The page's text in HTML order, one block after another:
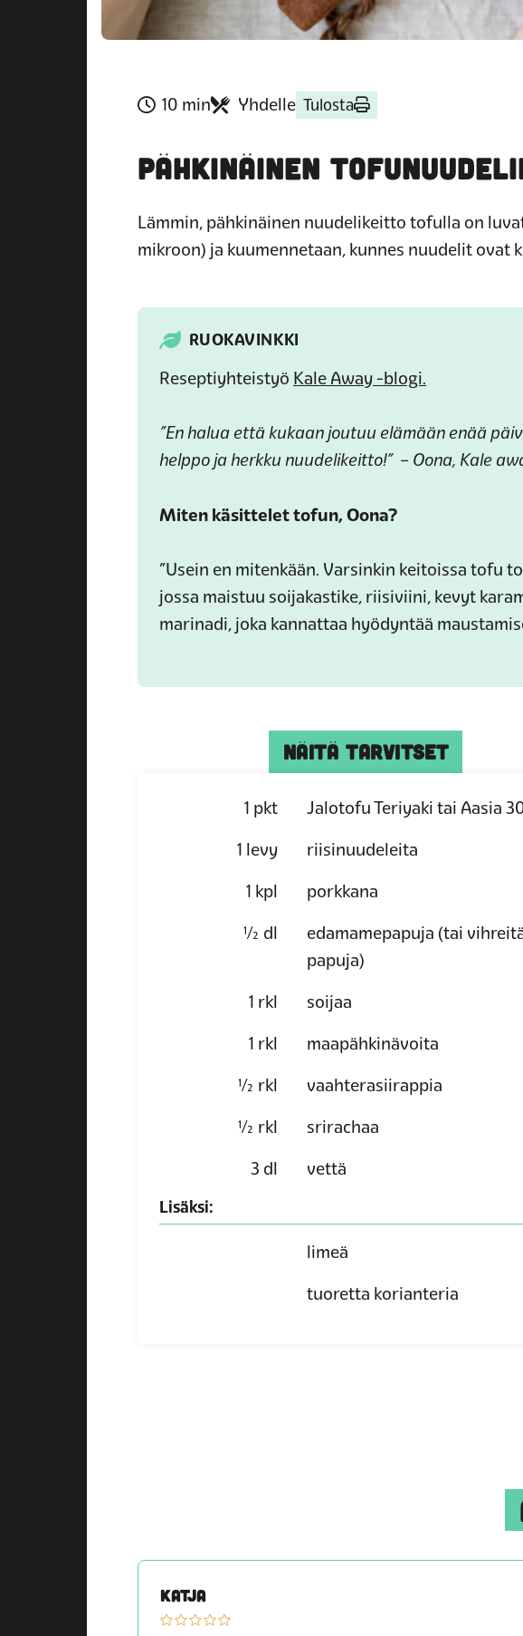
10 min Yhdelle Tulosta
PÄHKINÄINEN
Lämmin, pähkinäinen nuudelikeitto tofulla on
mikroon) ja kuumennetaan, kunnes nuudelit ovat
RUOKAVINKKI
Reseptiyhteistyö Kale Away -blogi.
”En halua että kukaan joutuu elämään enää
helppo ja herkku nuudelikeitto!” – Oona, Kale
Miten käsittelet tofun, Oona?
”Usein en mitenkään. Varsinkin keitoissa
jossa maistuu soijakastike, riisiviini, kevyt
marinadi, joka kannattaa hyödyntää
NÄITÄ TARVITSET
1 pkt
Jalotofu Teriyaki tai Aasia
1 levy
riisinuudeleita
1 kpl
porkkana
½ dl
edamamepapuja (tai
papuja)
1 rkl
soijaa
1 rkl
maapähkinävoita
½ rkl
vaahterasiirappia
½ rkl
srirachaa
3 dl vettä
Lisäksi:
limeä
tuoretta korianteria
KATJA